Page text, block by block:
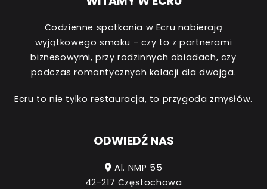
Codzienne spotkania w Ecru nabierają
wyjątkowego smaku - czy to z partnerami
biznesowymi, przy rodzinnych obiadach, czy
podczas romantycznych kolacji dla dwojga.
Ecru to nie tylko restauracja, to przygoda zmysłów.
ODWIEDŹ NAS
Al. NMP 55
42-217 Częstochowa